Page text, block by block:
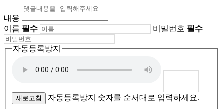
내용
이름 필수 비밀번호 필수
자동등록방지
새로고침 자동등록방지 숫자를 순서대로 입력하세요.